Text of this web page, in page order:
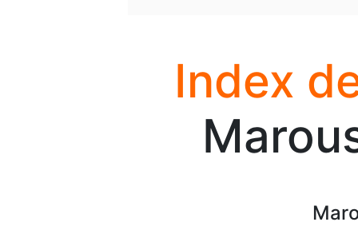
Index